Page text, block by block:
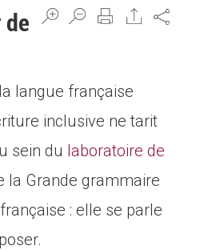
Share
de
langue française
inclusive ne tarit
sein du laboratoire de
la Grande grammaire
: elle se parle